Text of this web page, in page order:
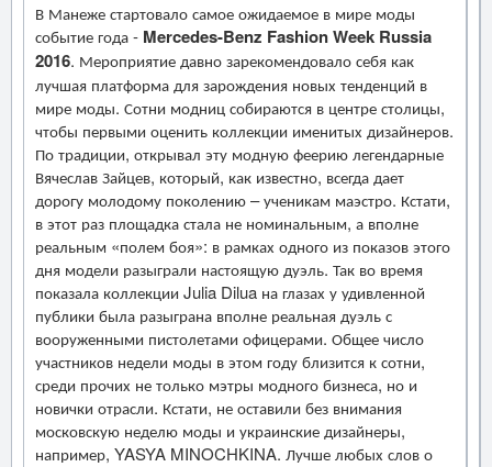
В Манеже стартовало самое ожидаемое в мире моды
событие года - Mercedes-Benz Fashion Week Russia
2016. Мероприятие давно зарекомендовало себя как
лучшая платформа для зарождения новых тенденций в
мире моды. Сотни модниц собираются в центре столицы,
чтобы первыми оценить коллекции именитых дизайнеров.
По традиции, открывал эту модную феерию легендарные
Вячеслав Зайцев, который, как известно, всегда дает
дорогу молодому поколению – ученикам маэстро. Кстати,
в этот раз площадка стала не номинальным, а вполне
реальным «полем боя»: в рамках одного из показов этого
дня модели разыграли настоящую дуэль. Так во время
показала коллекции Julia Dilua на глазах у удивленной
публики была разыграна вполне реальная дуэль с
вооруженными пистолетами офицерами. Общее число
участников недели моды в этом году близится к сотни,
среди прочих не только мэтры модного бизнеса, но и
новички отрасли. Кстати, не оставили без внимания
московскую неделю моды и украинские дизайнеры,
например, YASYA MINOCHKINA. Лучше любых слов о